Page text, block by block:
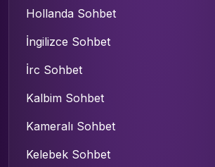
Hollanda Sohbet
İngilizce Sohbet
İrc Sohbet
Kalbim Sohbet
Kameralı Sohbet
Kelebek Sohbet